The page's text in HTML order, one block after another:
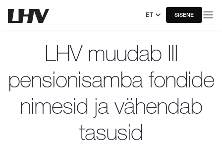
ET SISENE
LHV muudab III
pensionisamba fondide
nimesid ja vähendab
tasusid